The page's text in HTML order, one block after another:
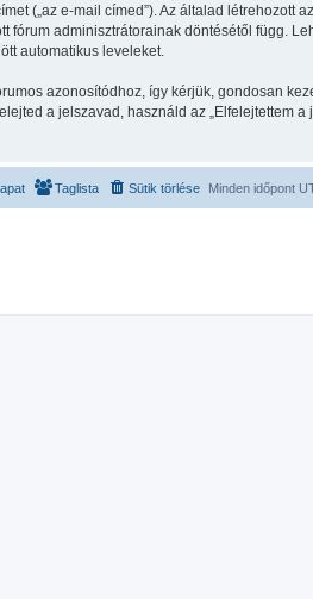
(„az e-mail címed”). Az általad létrehozott
fórum adminisztrátorainak döntésétől függ.
automatikus leveleket.
azonosítódhoz, így kérjük, gondosan
a jelszavad, használd az „Elfelejtettem a
Minden időpont
Sütik törlése
Taglista